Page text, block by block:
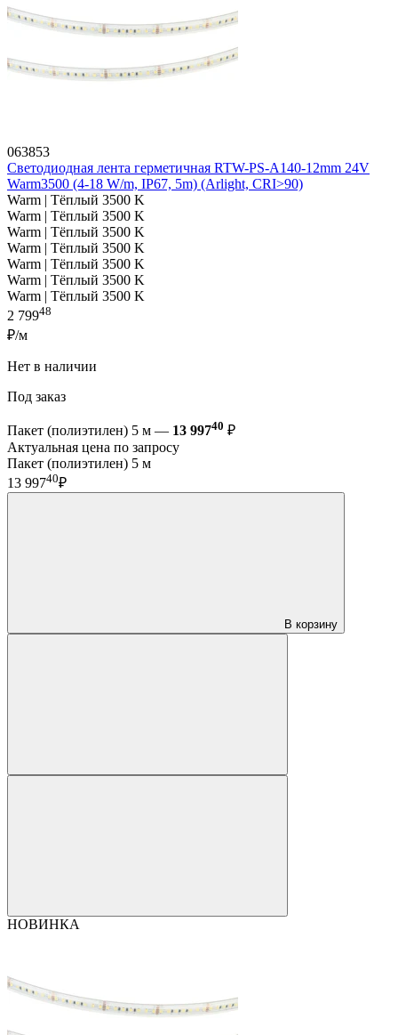
063853
Светодиодная лента герметичная RTW-PS-A140-12mm 24V
Warm3500 (4-18 W/m, IP67, 5m) (Arlight, CRI>90)
Warm | Тёплый 3500 K
Warm | Тёплый 3500 K
Warm | Тёплый 3500 K
Warm | Тёплый 3500 K
Warm | Тёплый 3500 K
Warm | Тёплый 3500 K
Warm | Тёплый 3500 K
2 79948
₽/м
Нет в наличии
Под заказ
Пакет (полиэтилен) 5 м — 13 99740 ₽
Актуальная цена по запросу
Пакет (полиэтилен) 5 м
13 99740₽
В корзину
НОВИНКА